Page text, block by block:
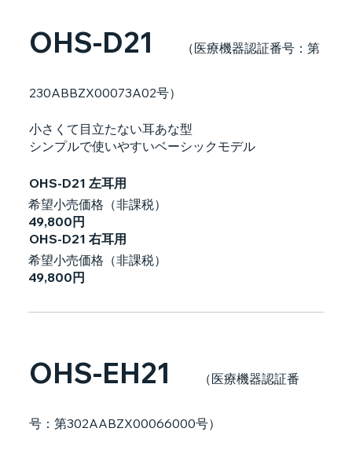
OHS-D21 （医療機器認証番号：第
230ABBZX00073A02号）
小さくて目立たない耳あな型
シンプルで使いやすいベーシックモデル
49,800円
希望小売価格（非課税）
OHS-D21 左耳用
49,800円
希望小売価格（非課税）
OHS-D21 右耳用
OHS-EH21 （医療機器認証番
号：第302AABZX00066000号）